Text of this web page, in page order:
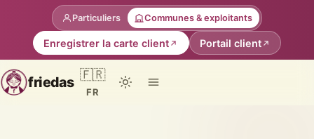
Particuliers Communes & exploitants
Enregistrer la carte client Portail client
friedas 🇫🇷
FR